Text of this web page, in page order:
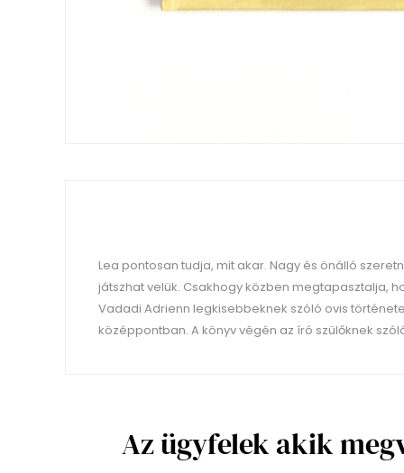
Lea pontosan tudja, mit akar. Nagy és önálló
játszhat velük. Csakhogy közben megtapasztalja,
Vadadi Adrienn legkisebbeknek szóló ovis
középpontban. A könyv végén az író szülőknek
Az ügyfelek akik